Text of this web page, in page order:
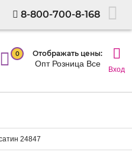
8-800-700-8-168
0 Отображать цены:
Опт Розница Все
Вход
24847